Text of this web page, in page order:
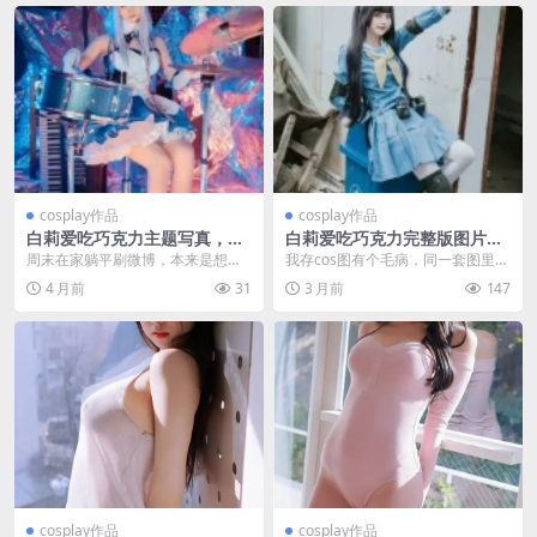
cosplay作品
白莉爱吃巧克力主题写真，享
治愈系高清图集，二次元爱好
周末在家躺平刷微博，本来是想找
点乐子打发时间，结果刷到一组
图，直接让我从沙发上坐...
4 月前 31
cosplay作品
白莉爱吃巧克力完整版图片分
享，小编最爱的cosplay写真
我存cos图有个毛病，同一套图里要
是有一张对不上胃口，整个文件夹
我都不要。白莉爱...
3 月前 147
cosplay作品 cosplay作品